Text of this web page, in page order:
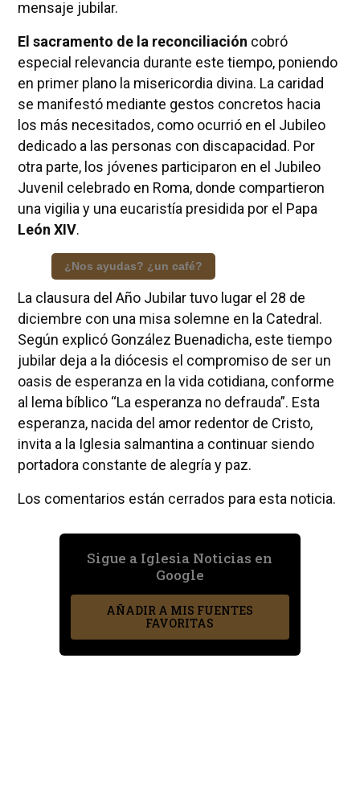
mensaje jubilar.
El sacramento de la reconciliación cobró
especial relevancia durante este tiempo, poniendo
en primer plano la misericordia divina. La caridad
se manifestó mediante gestos concretos hacia
los más necesitados, como ocurrió en el Jubileo
dedicado a las personas con discapacidad. Por
otra parte, los jóvenes participaron en el Jubileo
Juvenil celebrado en Roma, donde compartieron
una vigilia y una eucaristía presidida por el Papa
León XIV.
¿Nos ayudas? ¿un café?
La clausura del Año Jubilar tuvo lugar el 28 de
diciembre con una misa solemne en la Catedral.
Según explicó González Buenadicha, este tiempo
jubilar deja a la diócesis el compromiso de ser un
oasis de esperanza en la vida cotidiana, conforme
al lema bíblico “La esperanza no defrauda”. Esta
esperanza, nacida del amor redentor de Cristo,
invita a la Iglesia salmantina a continuar siendo
portadora constante de alegría y paz.
Los comentarios están cerrados para esta noticia.
Sigue a Iglesia Noticias en
Google
AÑADIR A MIS FUENTES
FAVORITAS